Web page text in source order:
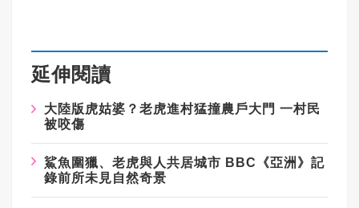
延伸閱讀
大陸版虎姑婆？老虎進村猛撞農戶大門 一村民
被咬傷
鯊魚圍獵、老虎與人共居城市 BBC《亞洲》記
錄前所未見自然奇景